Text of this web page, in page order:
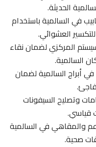
الحديثة.
في السالمية باستخدام
العشوائي.
المركزي لضمان نقاء
السالمية لضمان
وتصليح السيفونات
في السالمية
صحية.